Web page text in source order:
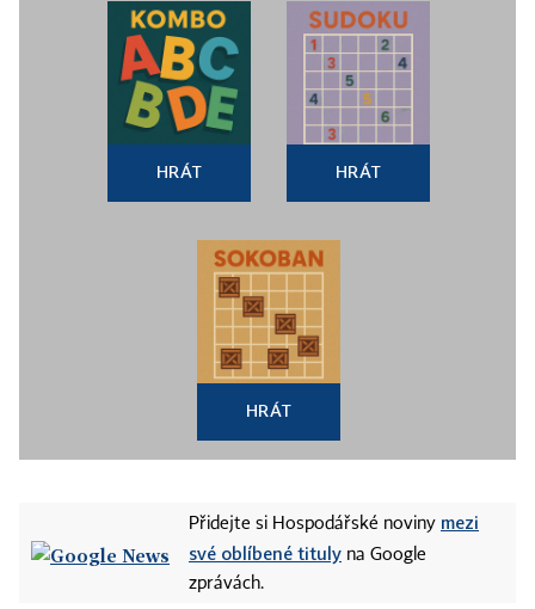
HRÁT HRÁT
HRÁT
Přidejte si Hospodářské noviny mezi
své oblíbené tituly na Google
zprávách.